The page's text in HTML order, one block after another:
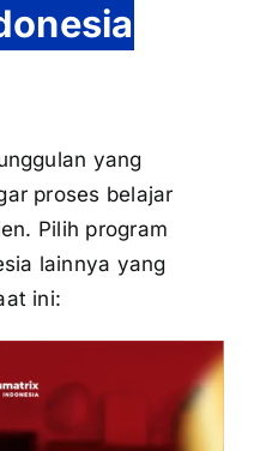
yang
proses belajar
Pilih program
lainnya yang
ini: